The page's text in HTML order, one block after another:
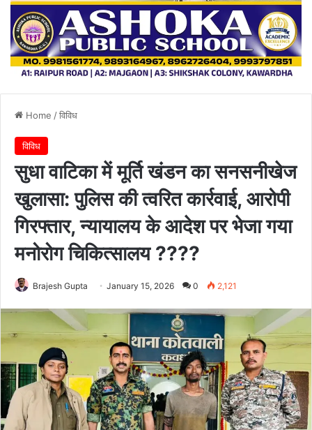
Home /विविध
विविध
सुधा वाटिका में मूर्ति खंडन का सनसनीखेज
खुलासा: पुलिस की त्वरित कार्रवाई, आरोपी
गिरफ्तार, न्यायालय के आदेश पर भेजा गया
मनोरोग चिकित्सालय ????
Brajesh Gupta January 15, 2026 0 2,121